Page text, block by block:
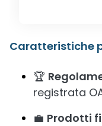
Caratteristiche
🏆
registrata
💼 Prodotti